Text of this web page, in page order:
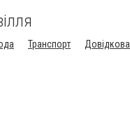
Транспорт Довідкова